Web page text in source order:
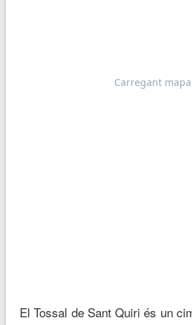
El Tossal de Sant Quiri és un